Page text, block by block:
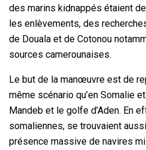
des marins kidnappés étaient
les enlèvements, des
de Douala et de Cotonou
sources camerounaises.
Le but de la manœuvre est de
même scénario qu’en Somalie
Mandeb et le golfe d’Aden. En
somaliennes, se trouvaient
présence massive de navires